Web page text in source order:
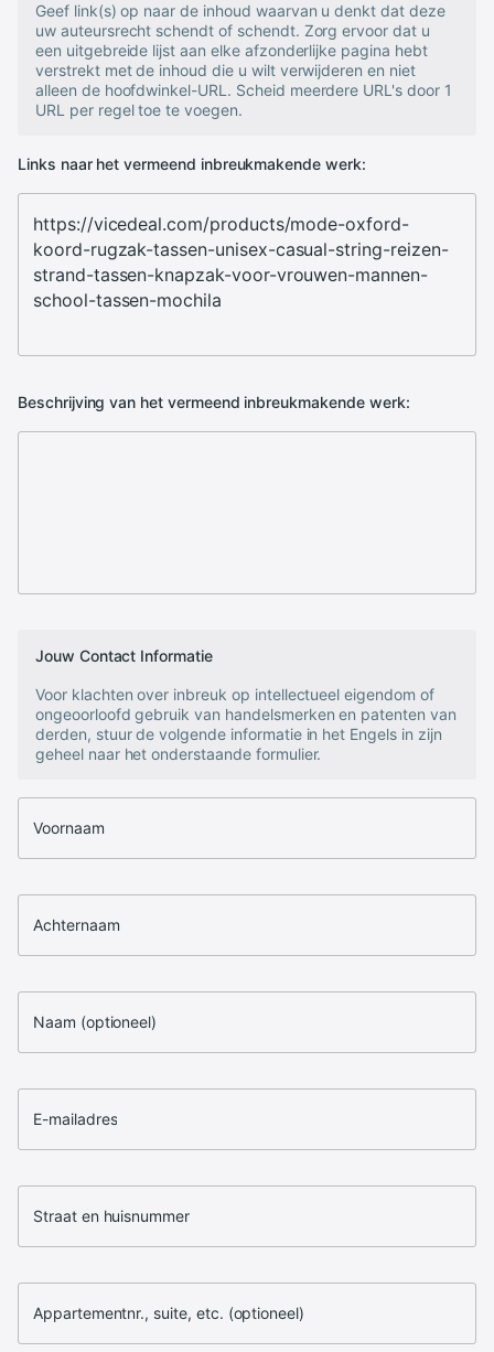
Geef link(s) op naar de inhoud waarvan u denkt dat deze
uw auteursrecht schendt of schendt. Zorg ervoor dat u
een uitgebreide lijst aan elke afzonderlijke pagina hebt
verstrekt met de inhoud die u wilt verwijderen en niet
alleen de hoofdwinkel-URL. Scheid meerdere URL's door 1
URL per regel toe te voegen.
Links naar het vermeend inbreukmakende werk:
Beschrijving van het vermeend inbreukmakende werk:
Jouw Contact Informatie
Voor klachten over inbreuk op intellectueel eigendom of
ongeoorloofd gebruik van handelsmerken en patenten van
derden, stuur de volgende informatie in het Engels in zijn
geheel naar het onderstaande formulier.
Voornaam
Achternaam
Naam (optioneel)
E-mailadres
Straat en huisnummer
Appartementnr., suite, etc. (optioneel)